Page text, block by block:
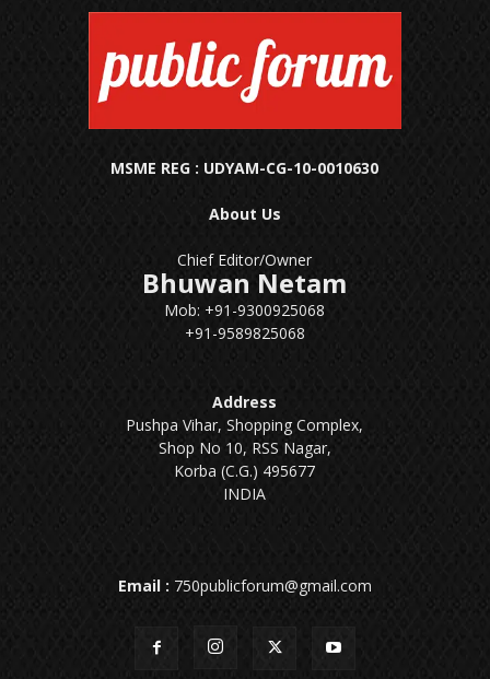
MSME REG : UDYAM-CG-10-0010630
About Us
Chief Editor/Owner
Bhuwan Netam
Mob: +91-9300925068
+91-9589825068
Address
Pushpa Vihar, Shopping Complex,
Shop No 10, RSS Nagar,
Korba (C.G.) 495677
INDIA
Email : 750publicforum@gmail.com